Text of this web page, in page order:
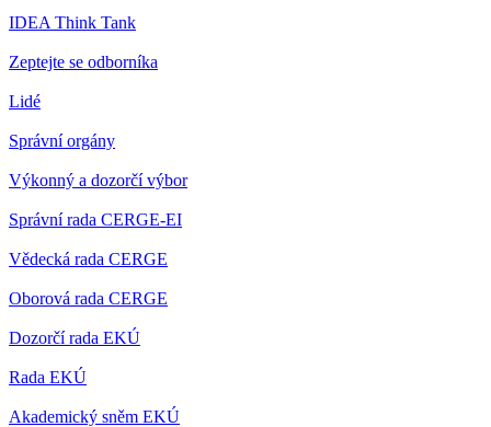
IDEA Think Tank
Zeptejte se odborníka
Lidé
Správní orgány
Výkonný a dozorčí výbor
Správní rada CERGE-EI
Vědecká rada CERGE
Oborová rada CERGE
Dozorčí rada EKÚ
Rada EKÚ
Akademický sněm EKÚ